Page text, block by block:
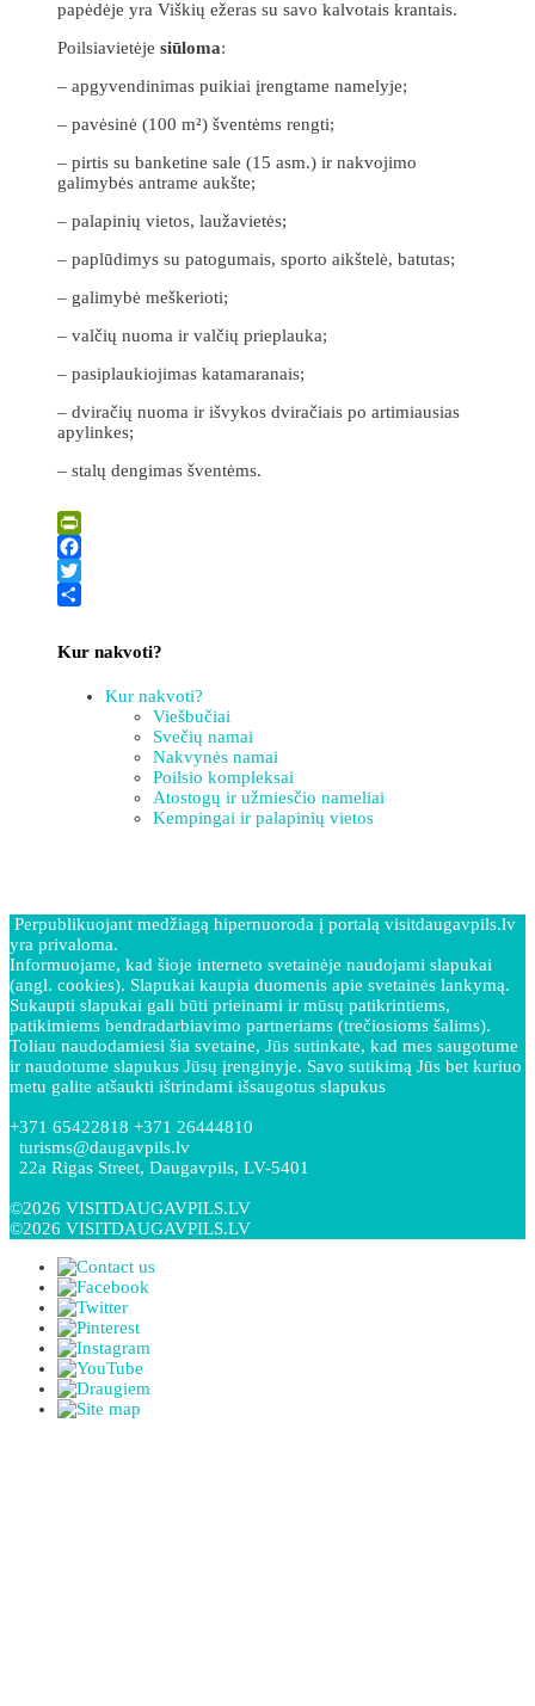
papėdėje yra Viškių ežeras su savo kalvotais krantais.
Poilsiavietėje siūloma:
– apgyvendinimas puikiai įrengtame namelyje;
– pavėsinė (100 m²) šventėms rengti;
– pirtis su banketine sale (15 asm.) ir nakvojimo
galimybės antrame aukšte;
– palapinių vietos, laužavietės;
– paplūdimys su patogumais, sporto aikštelė, batutas;
– galimybė meškerioti;
– valčių nuoma ir valčių prieplauka;
– pasiplaukiojimas katamaranais;
– dviračių nuoma ir išvykos dviračiais po artimiausias
apylinkes;
– stalų dengimas šventėms.
PrintFriendly
Facebook
Twitter
Kur nakvoti?
Kur nakvoti?
Viešbučiai
Svečių namai
Nakvynės namai
Poilsio kompleksai
Atostogų ir užmiesčio nameliai
Kempingai ir palapinių vietos
Perpublikuojant medžiagą hipernuoroda į portalą visitdaugavpils.lv
yra privaloma.
Informuojame, kad šioje interneto svetainėje naudojami slapukai
(angl. cookies). Slapukai kaupia duomenis apie svetainės lankymą.
Sukaupti slapukai gali būti prieinami ir mūsų patikrintiems,
patikimiems bendradarbiavimo partneriams (trečiosioms šalims).
Toliau naudodamiesi šia svetaine, Jūs sutinkate, kad mes saugotume
ir naudotume slapukus Jūsų įrenginyje. Savo sutikimą Jūs bet kuriuo
metu galite atšaukti ištrindami išsaugotus slapukus
+371 65422818 +371 26444810
turisms@daugavpils.lv
22a Rigas Street, Daugavpils, LV-5401
©2026 VISITDAUGAVPILS.LV
©2026 VISITDAUGAVPILS.LV